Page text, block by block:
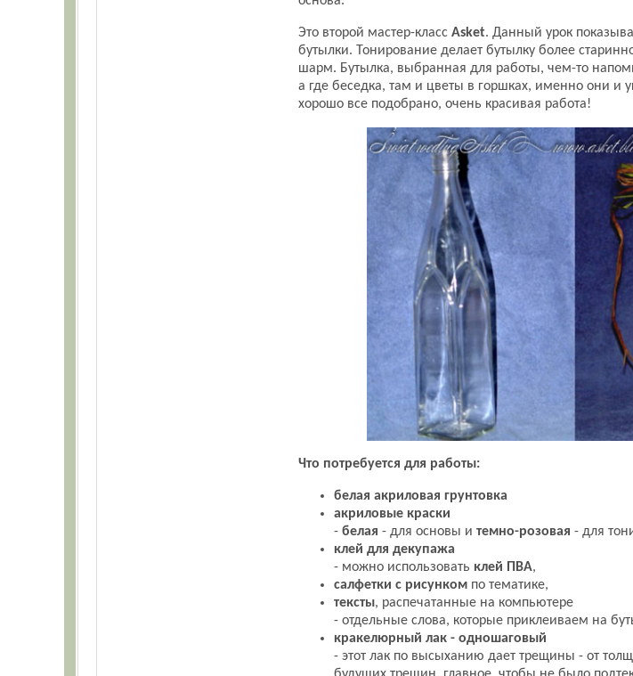
Это второй мастер-класс Asket. Данный урок
бутылки. Тонирование делает бутылку более
шарм. Бутылка, выбранная для работы, чем-то
а где беседка, там и цветы в горшках, именно они и
хорошо все подобрано, очень красивая работа!
Что потребуется для работы:
белая акриловая грунтовка
акриловые краски
- белая - для основы и темно-розовая - для
клей для декупажа
- можно использовать клей ПВА,
салфетки с рисунком по тематике,
тексты, распечатанные на компьютере
- отдельные слова, которые приклеиваем на
кракелюрный лак - одношаговый
- этот лак по высыханию дает трещины - от